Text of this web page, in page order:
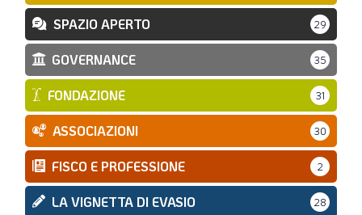
SPAZIO APERTO 29
GOVERNANCE 35
FONDAZIONE 31
ASSOCIAZIONI 30
FISCO E PROFESSIONE 2
LA VIGNETTA DI EVASIO 28